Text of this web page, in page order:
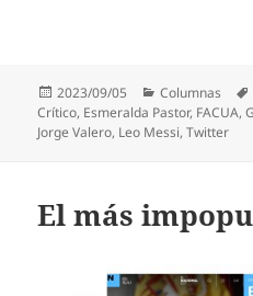
Publicado
el
2023/09/05 Categorías
Columnas
Crítico, Esmeralda Pastor, FACUA,
Jorge Valero, Leo Messi,Twitter
El más